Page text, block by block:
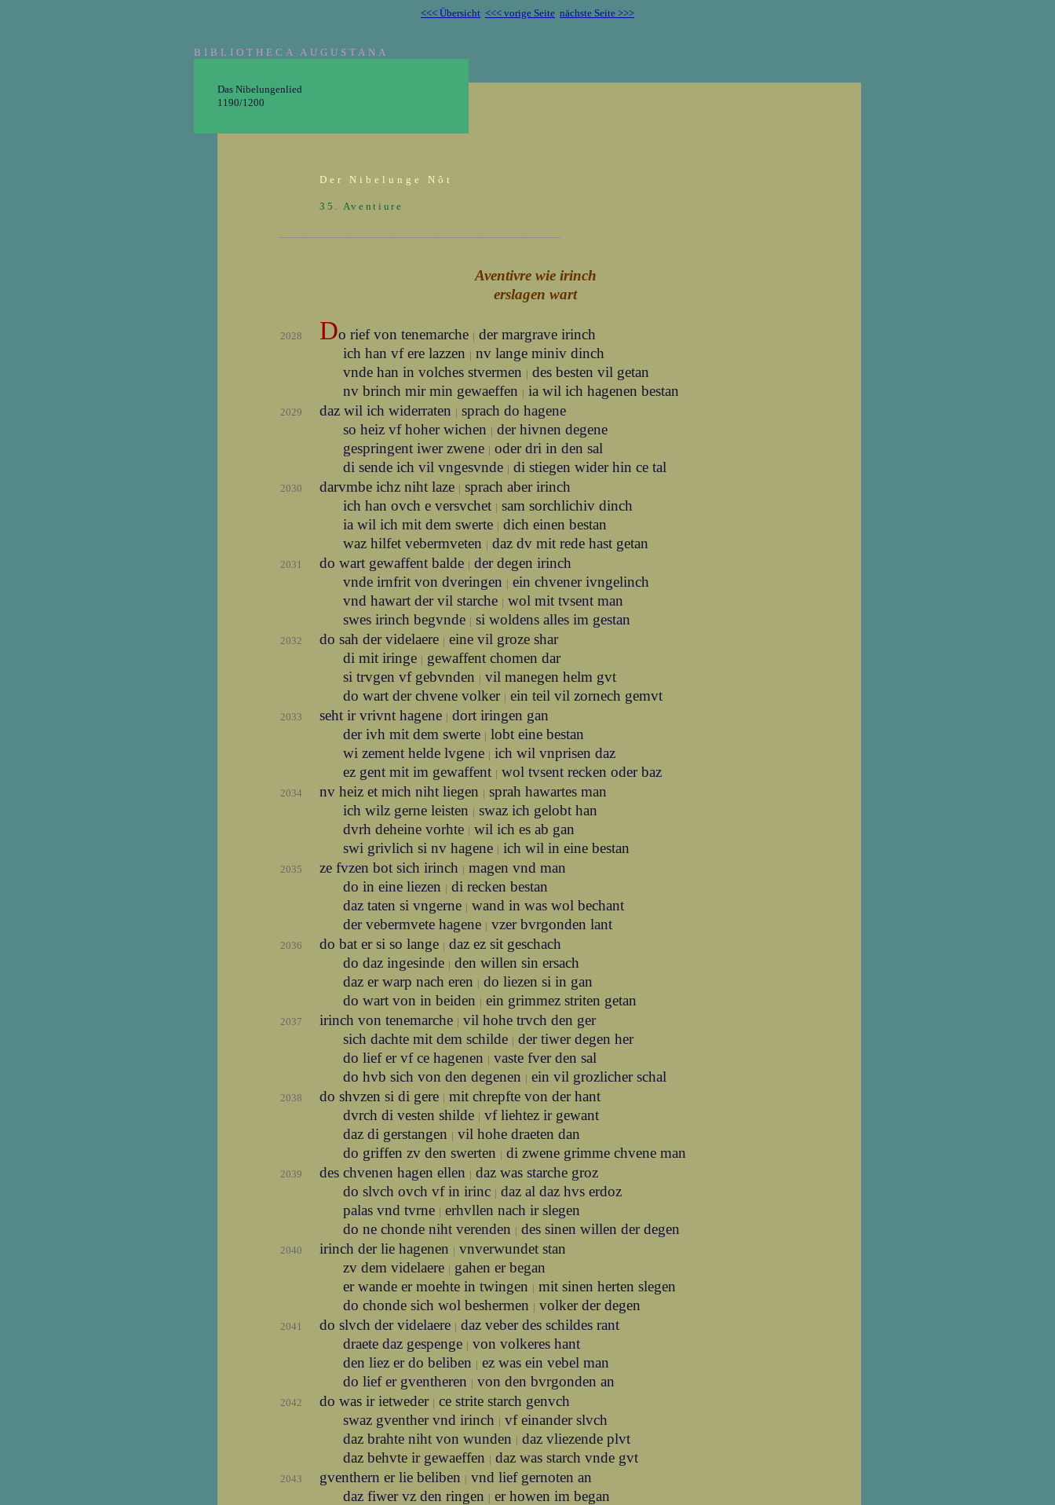
<<< Übersicht <<< vorige Seite nächste Seite >>>
BIBLIOTHECA AUGUSTANA
Das Nibelungenlied
1190/1200
Der Nibelunge Nôt
35. Aventiure
Aventivre wie irinch
erslagen wart
2028 Do rief von tenemarche | der margrave irinch
ich han vf ere lazzen | nv lange miniv dinch
vnde han in volches stvermen | des besten vil getan
nv brinch mir min gewaeffen | ia wil ich hagenen bestan
2029 daz wil ich widerraten | sprach do hagene
so heiz vf hoher wichen | der hivnen degene
gespringent iwer zwene | oder dri in den sal
di sende ich vil vngesvnde | di stiegen wider hin ce tal
2030 darvmbe ichz niht laze | sprach aber irinch
ich han ovch e versvchet | sam sorchlichiv dinch
ia wil ich mit dem swerte | dich einen bestan
waz hilfet vebermveten | daz dv mit rede hast getan
2031 do wart gewaffent balde | der degen irinch
vnde irnfrit von dveringen | ein chvener ivngelinch
vnd hawart der vil starche | wol mit tvsent man
swes irinch begvnde | si woldens alles im gestan
2032 do sah der videlaere | eine vil groze shar
di mit iringe | gewaffent chomen dar
si trvgen vf gebvnden | vil manegen helm gvt
do wart der chvene volker | ein teil vil zornech gemvt
2033 seht ir vrivnt hagene | dort iringen gan
der ivh mit dem swerte | lobt eine bestan
wi zement helde lvgene | ich wil vnprisen daz
ez gent mit im gewaffent | wol tvsent recken oder baz
2034 nv heiz et mich niht liegen | sprah hawartes man
ich wilz gerne leisten | swaz ich gelobt han
dvrh deheine vorhte | wil ich es ab gan
swi grivlich si nv hagene | ich wil in eine bestan
2035 ze fvzen bot sich irinch | magen vnd man
do in eine liezen | di recken bestan
daz taten si vngerne | wand in was wol bechant
der vebermvete hagene | vzer bvrgonden lant
2036 do bat er si so lange | daz ez sit geschach
do daz ingesinde | den willen sin ersach
daz er warp nach eren | do liezen si in gan
do wart von in beiden | ein grimmez striten getan
2037 irinch von tenemarche | vil hohe trvch den ger
sich dachte mit dem schilde | der tiwer degen her
do lief er vf ce hagenen | vaste fver den sal
do hvb sich von den degenen | ein vil grozlicher schal
2038 do shvzen si di gere | mit chrepfte von der hant
dvrch di vesten shilde | vf liehtez ir gewant
daz di gerstangen | vil hohe draeten dan
do griffen zv den swerten | di zwene grimme chvene man
2039 des chvenen hagen ellen | daz was starche groz
do slvch ovch vf in irinc | daz al daz hvs erdoz
palas vnd tvrne | erhvllen nach ir slegen
do ne chonde niht verenden | des sinen willen der degen
2040 irinch der lie hagenen | vnverwundet stan
zv dem videlaere | gahen er began
er wande er moehte in twingen | mit sinen herten slegen
do chonde sich wol beshermen | volker der degen
2041 do slvch der videlaere | daz veber des schildes rant
draete daz gespenge | von volkeres hant
den liez er do beliben | ez was ein vebel man
do lief er gventheren | von den bvrgonden an
2042 do was ir ietweder | ce strite starch genvch
swaz gventher vnd irinch | vf einander slvch
daz brahte niht von wunden | daz vliezende plvt
daz behvte ir gewaeffen | daz was starch vnde gvt
2043 gventhern er lie beliben | vnd lief gernoten an
daz fiwer vz den ringen | er howen im began